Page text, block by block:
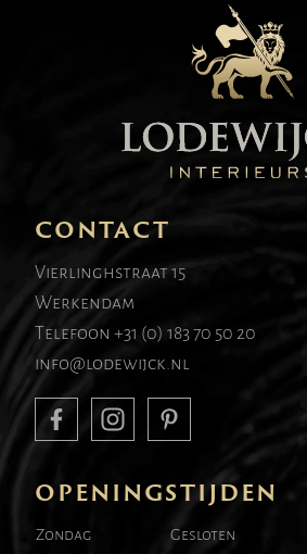
CONTACT
Vierlinghstraat 15
Werkendam
Telefoon +31 (0) 183 70 50 20
info@lodewijck.nl
OPENINGSTIJDEN
Zondag
Gesloten